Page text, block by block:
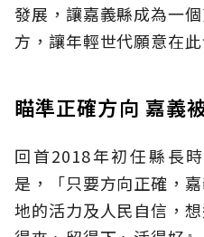
發展，讓嘉義縣成為一
方，讓年輕世代願意在此
瞄準正確方向 嘉義
回首2018年初任縣長
是，「只要方向正確，
地的活力及人民自信，